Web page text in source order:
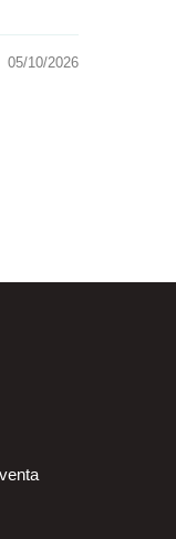
05/10/2026